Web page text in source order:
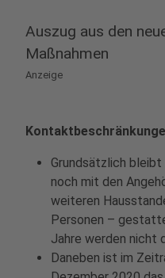
Auszug aus den
Maßnahmen
Anzeige
Grundsätzlich
noch mit den
weiteren
Personen –
Jahre werden nicht
Daneben ist im